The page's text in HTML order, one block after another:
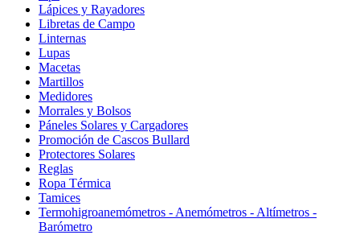
Lápices y Rayadores
Libretas de Campo
Linternas
Lupas
Macetas
Martillos
Medidores
Morrales y Bolsos
Páneles Solares y Cargadores
Promoción de Cascos Bullard
Protectores Solares
Reglas
Ropa Térmica
Tamices
Termohigroanemómetros - Anemómetros - Altímetros -
Barómetro